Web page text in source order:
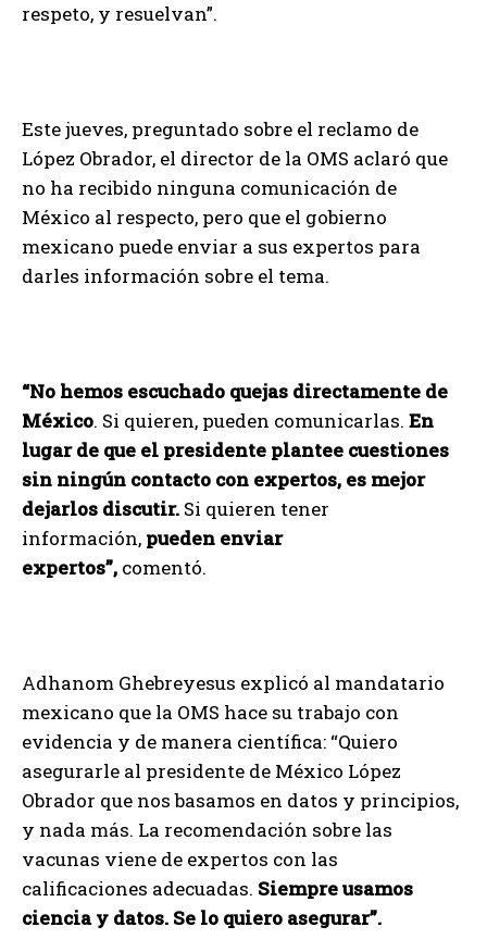
respeto, y resuelvan”.
Este jueves, preguntado sobre el reclamo de
López Obrador, el director de la OMS aclaró que
no ha recibido ninguna comunicación de
México al respecto, pero que el gobierno
mexicano puede enviar a sus expertos para
darles información sobre el tema.
“No hemos escuchado quejas directamente de
México. Si quieren, pueden comunicarlas. En
lugar de que el presidente plantee cuestiones
sin ningún contacto con expertos, es mejor
dejarlos discutir. Si quieren tener
información, pueden enviar
expertos”, comentó.
Adhanom Ghebreyesus explicó al mandatario
mexicano que la OMS hace su trabajo con
evidencia y de manera científica: “Quiero
asegurarle al presidente de México López
Obrador que nos basamos en datos y principios,
y nada más. La recomendación sobre las
vacunas viene de expertos con las
calificaciones adecuadas. Siempre usamos
ciencia y datos. Se lo quiero asegurar”.